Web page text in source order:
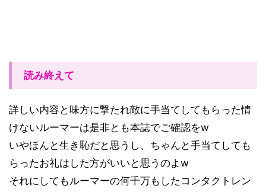
読み終えて
詳しい内容と味方に撃たれ敵に手当てしてもらった情
けないルーマーは是非とも本誌でご確認をw
いやほんと生き恥だと思うし、ちゃんと手当てしても
らったお礼はした方がいいと思うのよw
それにしてもルーマーの何千万もしたコンタクトレン